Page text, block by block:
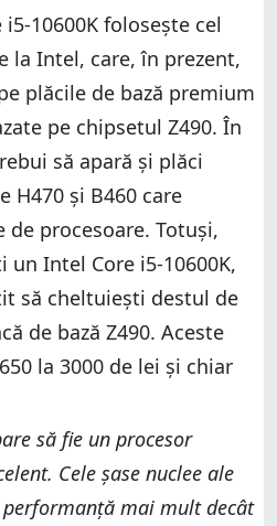
10600K folosește cel
la Intel, care, în prezent,
plăcile de bază premium
pe chipsetul Z490. În
să apară și plăci
H470 și B460 care
de procesoare. Totuși,
Intel Core i5-10600K,
să cheltuiești destul de
de bază Z490. Aceste
la 3000 de lei și chiar
să fie un procesor
Cele șase nuclee ale
mai mult decât